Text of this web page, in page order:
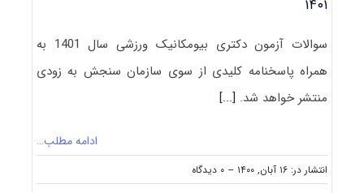
۱۴۰۱
سوالات آزمون دکتری بیومکانیک ورزشی سال 1401 به
همراه پاسخنامه کلیدی از سوی سازمان سنجش به زودی
منتشر خواهد شد. [...]
ادامه مطلب…
انتشار در: ۱۶ آبان, ۱۴۰۰ -- ۰ دیدگاه
on
دانلود